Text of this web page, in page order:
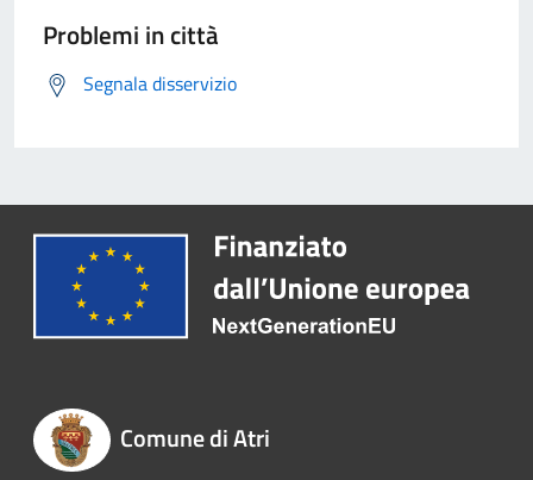
Problemi in città
Segnala disservizio
Comune di Atri